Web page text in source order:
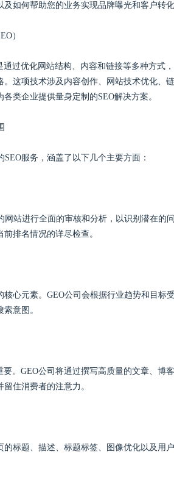
及如何帮助您的业务实现品牌曝光和客户转
）
通过优化网站结构、内容和链接等多种方式
。这项技术涉及内容创作、网站技术优化、
类企业提供量身定制的SEO解决方案。
SEO服务，涵盖了以下几个主要方面：
网站进行全面的审核和分析，以识别潜在
排名情况的详尽检查。
核心元素。GEO公司会根据行业趋势和目
意图。
要。GEO公司将通过撰写高质量的文章、
住消费者的注意力。
的标题、描述、标题标签、图像优化以及用